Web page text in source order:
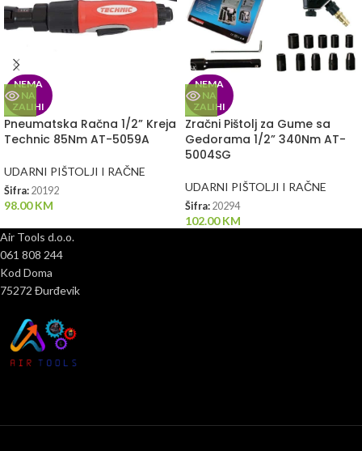
NEMA
NA
ZALIHI
Pneumatska Račna 1/2” Kreja
Technic 85Nm AT-5059A
UDARNI PIŠTOLJI I RAČNE
Šifra: 20192
98.00KM
NEMA
NA
ZALIHI
Zračni Pištolj za Gume sa
Gedorama 1/2” 340Nm AT-
5004SG
UDARNI PIŠTOLJI I RAČNE
Šifra: 20294
102.00KM
Air Tools d.o.o.
061 808 244
Kod Doma
75272 Đurđevik